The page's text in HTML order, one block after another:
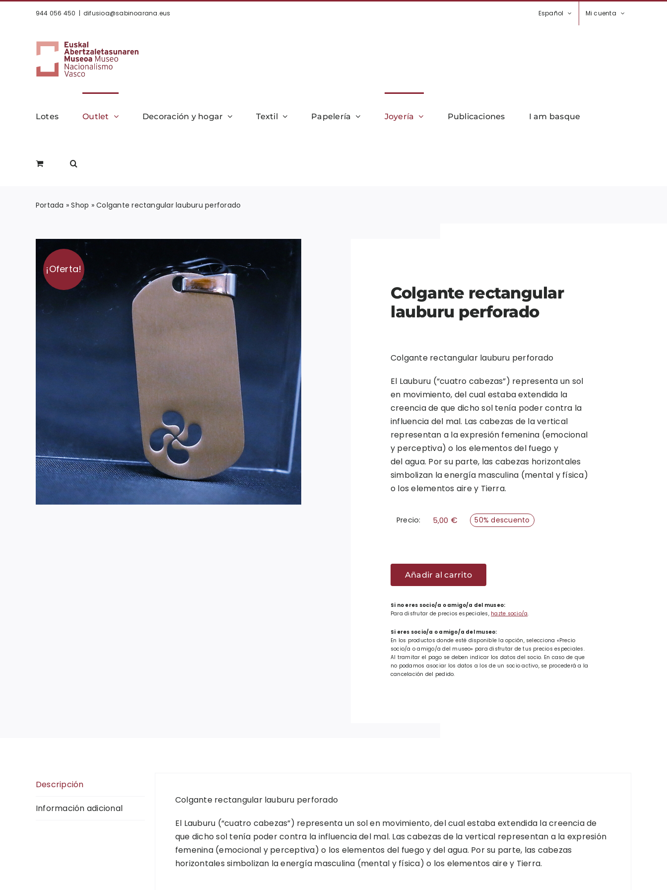
944 056 450 | difusioa@sabinoarana.eus Español Mi cuenta
Lotes Outlet Decoración y hogar Textil Papelería Joyería Publicaciones I am basque
Portada »Shop »Colgante rectangular lauburu perforado
¡Oferta!
Colgante rectangular
lauburu perforado
Colgante rectangular lauburu perforado
El Lauburu (“cuatro cabezas”) representa un sol
en movimiento, del cual estaba extendida la
creencia de que dicho sol tenía poder contra la
influencia del mal. Las cabezas de la vertical
representan a la expresión femenina (emocional
y perceptiva) o los elementos del fuego y
del agua. Por su parte, las cabezas horizontales
simbolizan la energía masculina (mental y física)
o los elementos aire y Tierra.
Precio: 5,00 € 50% descuento
Colgante
rectangular
lauburu
perforado
cantidad
Añadir al carrito
Si no eres socio/a o amigo/a del museo:
Para disfrutar de precios especiales, hazte socio/a.
Si eres socio/a o amigo/a del museo:
En los productos donde esté disponible la opción, selecciona «Precio
socio/a o amigo/a del museo» para disfrutar de tus precios especiales.
Al tramitar el pago se deben indicar los datos del socio. En caso de que
no podamos asociar los datos a los de un socio activo, se procederá a la
cancelación del pedido.
Descripción
Información adicional
Colgante rectangular lauburu perforado
El Lauburu (“cuatro cabezas”) representa un sol en movimiento, del cual estaba extendida la creencia de
que dicho sol tenía poder contra la influencia del mal. Las cabezas de la vertical representan a la expresión
femenina (emocional y perceptiva) o los elementos del fuego y del agua. Por su parte, las cabezas
horizontales simbolizan la energía masculina (mental y física) o los elementos aire y Tierra.